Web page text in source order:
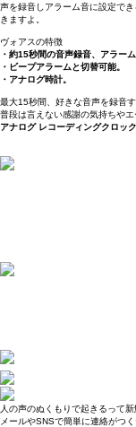
声を録音しアラーム音に設定で
きますよ。
ヴォアスの特徴
・約15秒間の音声録音、アラーム
・ビープアラームと切替可能。
・アナログ時計。
最大15秒間、好きな音声を録音す
普段は言えない感謝の気持ちや
アナログ レコーディングクロッ
人の声のぬくもりで起きるって新
メールやSNSで簡単に連絡がつ